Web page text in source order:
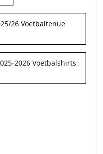
26 Voetbaltenue
2026 Voetbalshirts